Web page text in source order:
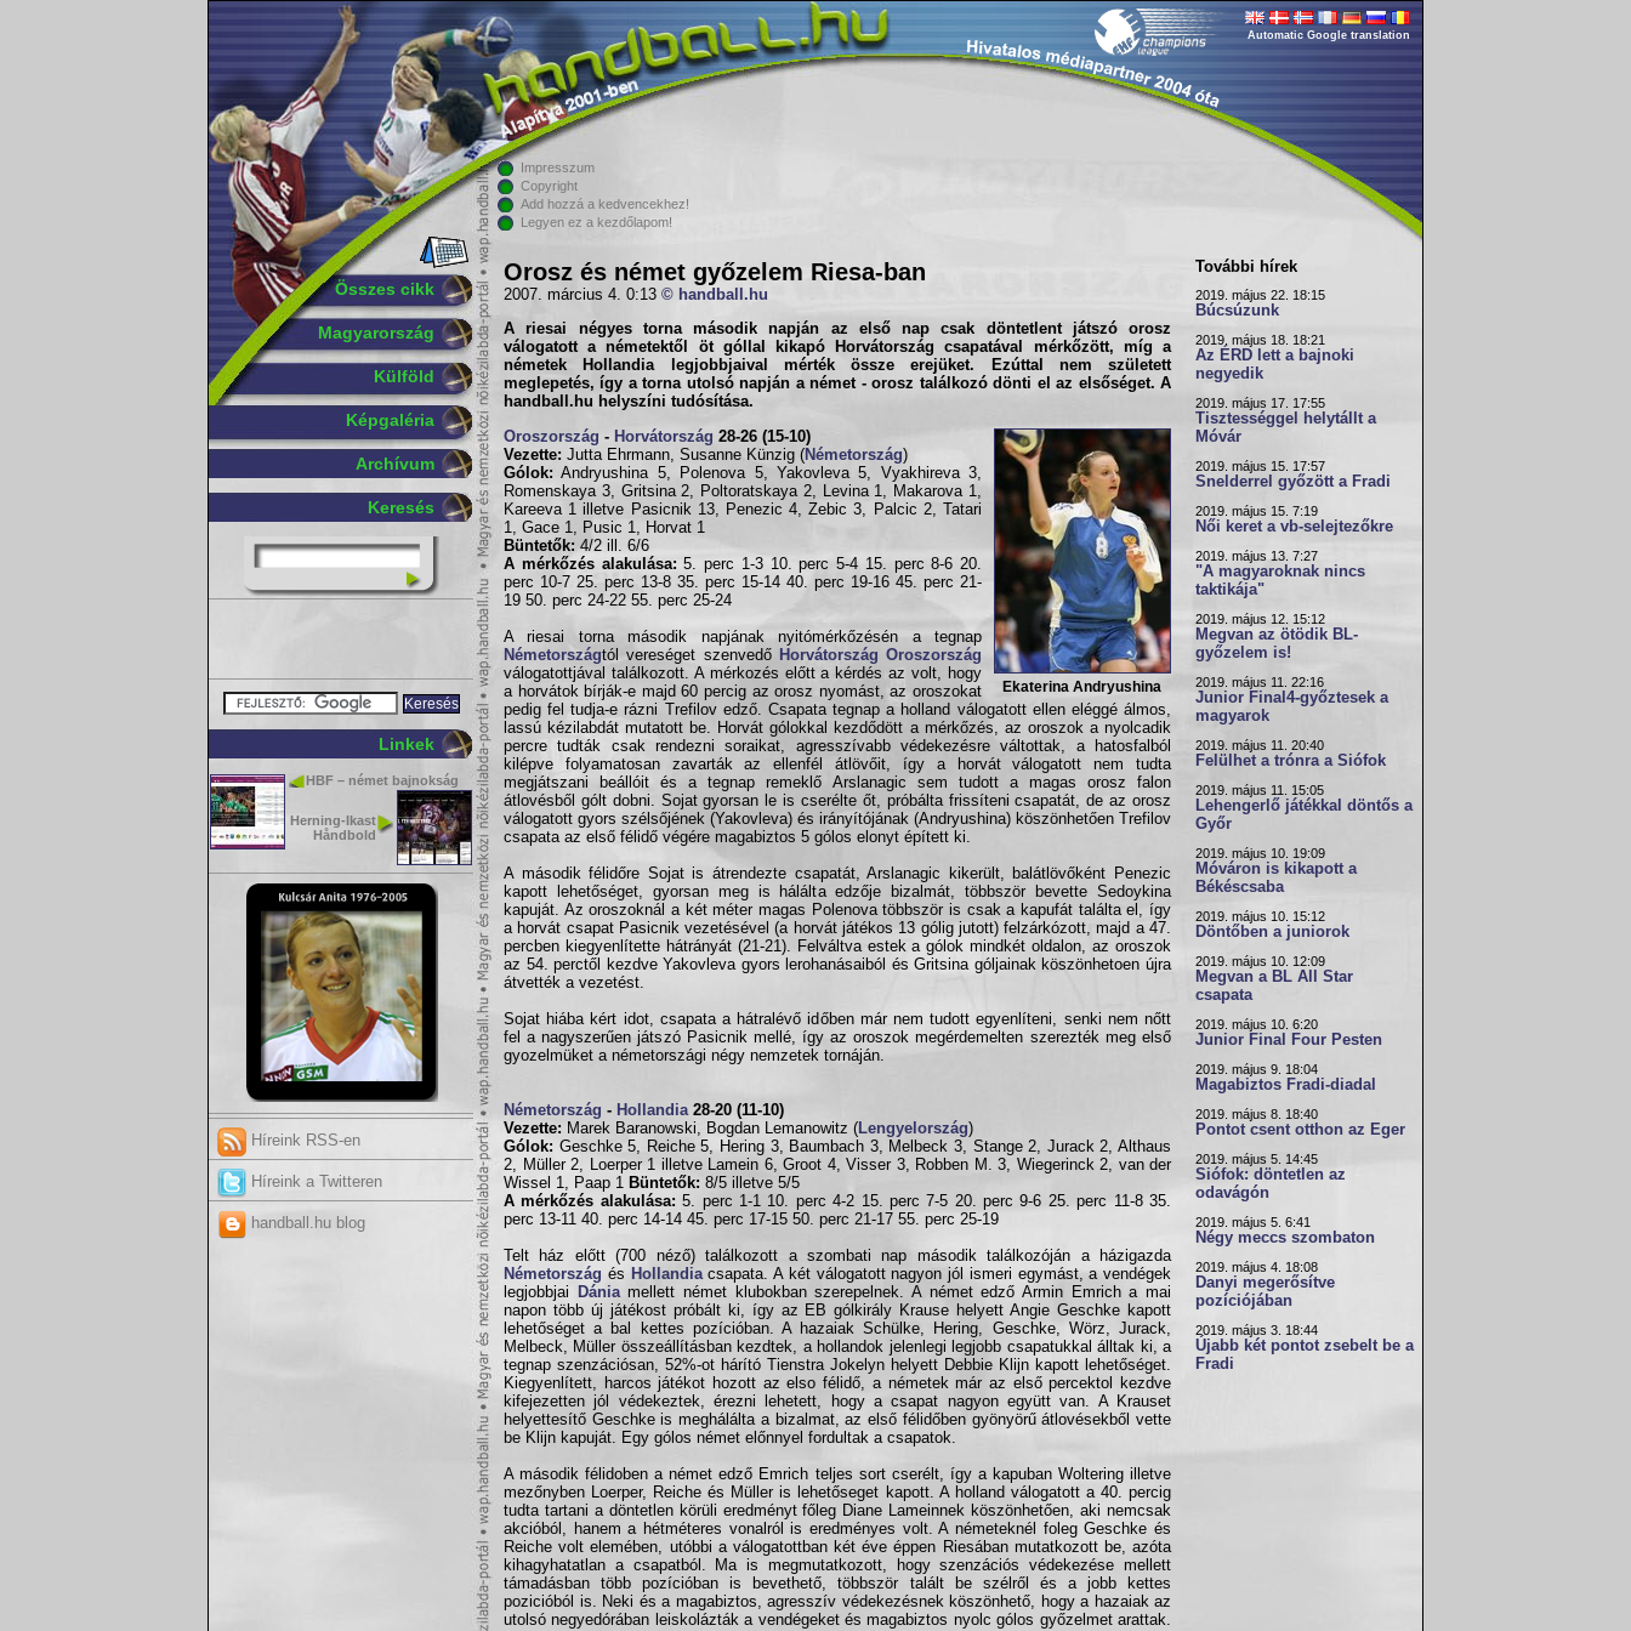
Összes cikk
Magyarország
Külföld
Képgaléria
Archívum
Keresés
Linkek
HBF – német bajnokság
Herning-Ikast
Håndbold
Híreink RSS-en
Híreink a Twitteren
handball.hu blog
Automatic Google translation
Impresszum
Copyright
Add hozzá a kedvencekhez!
Legyen ez a kezdőlapom!
Orosz és német győzelem Riesa-ban
2007. március 4. 0:13 © handball.hu
A riesai négyes torna második napján az első nap csak döntetlent játszó orosz
válogatott a németektől öt góllal kikapó Horvátország csapatával mérkőzött, míg a
németek Hollandia legjobbjaival mérték össze erejüket. Ezúttal nem született
meglepetés, így a torna utolsó napján a német - orosz találkozó dönti el az elsőséget. A
handball.hu helyszíni tudósítása.
Ekaterina Andryushina
Oroszország - Horvátország 28-26 (15-10)
Vezette: Jutta Ehrmann, Susanne Künzig (Németország)
Gólok: Andryushina 5, Polenova 5, Yakovleva 5, Vyakhireva 3,
Romenskaya 3, Gritsina 2, Poltoratskaya 2, Levina 1, Makarova 1,
Kareeva 1 illetve Pasicnik 13, Penezic 4, Zebic 3, Palcic 2, Tatari
1, Gace 1, Pusic 1, Horvat 1
Büntetők: 4/2 ill. 6/6
A mérkőzés alakulása: 5. perc 1-3 10. perc 5-4 15. perc 8-6 20.
perc 10-7 25. perc 13-8 35. perc 15-14 40. perc 19-16 45. perc 21-
19 50. perc 24-22 55. perc 25-24
A riesai torna második napjának nyitómérkőzésén a tegnap
Németországtól vereséget szenvedő Horvátország Oroszország
válogatottjával találkozott. A mérkozés előtt a kérdés az volt, hogy
a horvátok bírják-e majd 60 percig az orosz nyomást, az oroszokat
pedig fel tudja-e rázni Trefilov edző. Csapata tegnap a holland válogatott ellen eléggé álmos,
lassú kézilabdát mutatott be. Horvát gólokkal kezdődött a mérkőzés, az oroszok a nyolcadik
percre tudták csak rendezni soraikat, agresszívabb védekezésre váltottak, a hatosfalból
kilépve folyamatosan zavarták az ellenfél átlövőit, így a horvát válogatott nem tudta
megjátszani beállóit és a tegnap remeklő Arslanagic sem tudott a magas orosz falon
átlovésből gólt dobni. Sojat gyorsan le is cserélte őt, próbálta frissíteni csapatát, de az orosz
válogatott gyors szélsőjének (Yakovleva) és irányítójának (Andryushina) köszönhetően Trefilov
csapata az első félidő végére magabiztos 5 gólos elonyt épített ki.
A második félidőre Sojat is átrendezte csapatát, Arslanagic kikerült, balátlövőként Penezic
kapott lehetőséget, gyorsan meg is hálálta edzője bizalmát, többször bevette Sedoykina
kapuját. Az oroszoknál a két méter magas Polenova többször is csak a kapufát találta el, így
a horvát csapat Pasicnik vezetésével (a horvát játékos 13 gólig jutott) felzárkózott, majd a 47.
percben kiegyenlítette hátrányát (21-21). Felváltva estek a gólok mindkét oldalon, az oroszok
az 54. perctől kezdve Yakovleva gyors lerohanásaiból és Gritsina góljainak köszönhetoen újra
átvették a vezetést.
Sojat hiába kért idot, csapata a hátralévő időben már nem tudott egyenlíteni, senki nem nőtt
fel a nagyszerűen játszó Pasicnik mellé, így az oroszok megérdemelten szerezték meg első
gyozelmüket a németországi négy nemzetek tornáján.
Németország - Hollandia 28-20 (11-10)
Vezette: Marek Baranowski, Bogdan Lemanowitz ( Lengyelország)
Gólok: Geschke 5, Reiche 5, Hering 3, Baumbach 3, Melbeck 3, Stange 2, Jurack 2, Althaus
2, Müller 2, Loerper 1 illetve Lamein 6, Groot 4, Visser 3, Robben M. 3, Wiegerinck 2, van der
Wissel 1, Paap 1
Büntetők: 8/5 illetve 5/5
A mérkőzés alakulása: 5. perc 1-1 10. perc 4-2 15. perc 7-5 20. perc 9-6 25. perc 11-8 35.
perc 13-11 40. perc 14-14 45. perc 17-15 50. perc 21-17 55. perc 25-19
Telt ház előtt (700 néző) találkozott a szombati nap második találkozóján a házigazda
Németország és Hollandiacsapata. A két válogatott nagyon jól ismeri egymást, a vendégek
legjobbjai
Dániamellett német klubokban szerepelnek. A német edző Armin Emrich a mai
napon több új játékost próbált ki, így az EB gólkirály Krause helyett Angie Geschke kapott
lehetőséget a bal kettes pozícióban. A hazaiak Schülke, Hering, Geschke, Wörz, Jurack,
Melbeck, Müller összeállításban kezdtek, a hollandok jelenlegi legjobb csapatukkal álltak ki, a
tegnap szenzációsan, 52%-ot hárító Tienstra Jokelyn helyett Debbie Klijn kapott lehetőséget.
Kiegyenlített, harcos játékot hozott az elso félidő, a németek már az első percektol kezdve
kifejezetten jól védekeztek, érezni lehetett, hogy a csapat nagyon együtt van. A Krauset
helyettesítő Geschke is meghálálta a bizalmat, az első félidőben gyönyörű átlovésekből vette
be Klijn kapuját. Egy gólos német előnnyel fordultak a csapatok.
A második félidoben a német edző Emrich teljes sort cserélt, így a kapuban Woltering illetve
mezőnyben Loerper, Reiche és Müller is lehetőseget kapott. A holland válogatott a 40. percig
tudta tartani a döntetlen körüli eredményt főleg Diane Lameinnek köszönhetően, aki nemcsak
akcióból, hanem a hétméteres vonalról is eredményes volt. A németeknél foleg Geschke és
Reiche volt elemében, utóbbi a válogatottban két éve éppen Riesában mutatkozott be, azóta
kihagyhatatlan a csapatból. Ma is megmutatkozott, hogy szenzációs védekezése mellett
támadásban több pozícióban is bevethető, többször talált be szélről és a jobb kettes
pozicióból is. Neki és a magabiztos, agresszív védekezésnek köszönhető, hogy a hazaiak az
utolsó negyedórában leiskolázták a vendégeket és magabiztos nyolc gólos győzelmet arattak.
További hírek
2019. május 22. 18:15
Búcsúzunk
2019. május 18. 18:21
Az ÉRD lett a bajnoki
negyedik
2019. május 17. 17:55
Tisztességgel helytállt a
Móvár
2019. május 15. 17:57
Snelderrel győzött a Fradi
2019. május 15. 7:19
Női keret a vb-selejtezőkre
2019. május 13. 7:27
"A magyaroknak nincs
taktikája"
2019. május 12. 15:12
Megvan az ötödik BL-
győzelem is!
2019. május 11. 22:16
Junior Final4-győztesek a
magyarok
2019. május 11. 20:40
Felülhet a trónra a Siófok
2019. május 11. 15:05
Lehengerlő játékkal döntős a
Győr
2019. május 10. 19:09
Móváron is kikapott a
Békéscsaba
2019. május 10. 15:12
Döntőben a juniorok
2019. május 10. 12:09
Megvan a BL All Star
csapata
2019. május 10. 6:20
Junior Final Four Pesten
2019. május 9. 18:04
Magabiztos Fradi-diadal
2019. május 8. 18:40
Pontot csent otthon az Eger
2019. május 5. 14:45
Siófok: döntetlen az
odavágón
2019. május 5. 6:41
Négy meccs szombaton
2019. május 4. 18:08
Danyi megerősítve
pozíciójában
2019. május 3. 18:44
Újabb két pontot zsebelt be a
Fradi